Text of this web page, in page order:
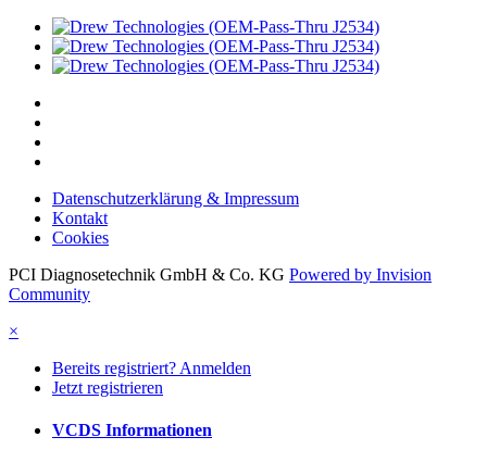
Datenschutzerklärung & Impressum
Kontakt
Cookies
PCI Diagnosetechnik GmbH & Co. KG Powered by Invision
Community
×
Bereits registriert? Anmelden
Jetzt registrieren
VCDS Informationen